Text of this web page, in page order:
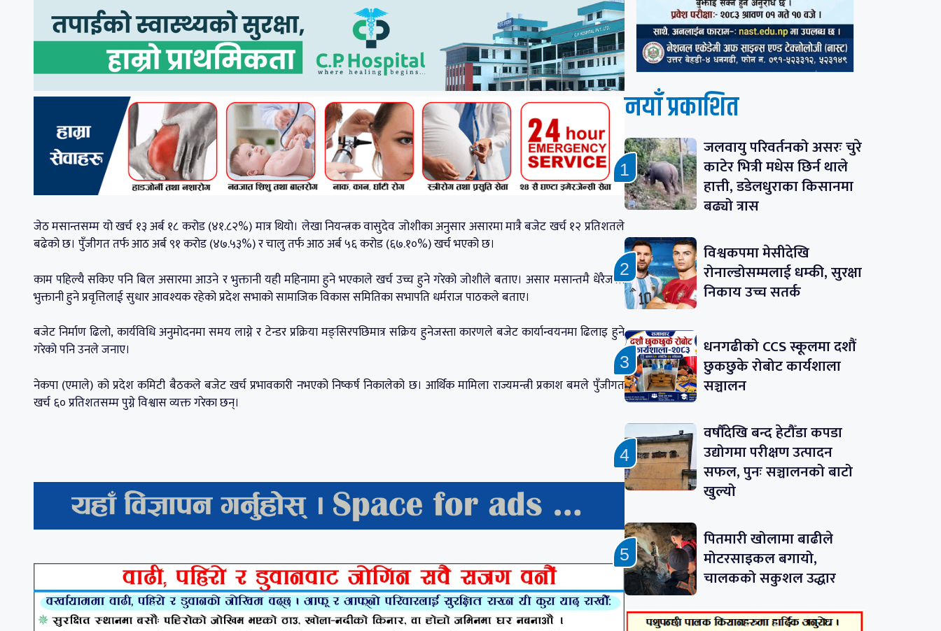
जेठ मसान्तसम्म यो खर्च १३ अर्ब १८ करोड (४१.८२%) मात्र थियो। लेखा नियन्त्रक वासुदेव जोशीका अनुसार असारमा मात्रै बजेट खर्च १२ प्रतिशतले
बढेको छ। पुँजीगत तर्फ आठ अर्ब ९१ करोड (४७.५३%) र चालु तर्फ आठ अर्ब ५६ करोड (६७.१०%) खर्च भएको छ।
काम पहिल्यै सकिए पनि बिल असारमा आउने र भुक्तानी यही महिनामा हुने भएकाले खर्च उच्च हुने गरेको जोशीले बताए। असार मसान्तमै धेरैजसो
भुक्तानी हुने प्रवृत्तिलाई सुधार आवश्यक रहेको प्रदेश सभाको सामाजिक विकास समितिका सभापति धर्मराज पाठकले बताए।
बजेट निर्माण ढिलो, कार्यविधि अनुमोदनमा समय लाग्ने र टेन्डर प्रक्रिया मङ्सिरपछिमात्र सक्रिय हुनेजस्ता कारणले बजेट कार्यान्वयनमा ढिलाइ हुने
गरेको पनि उनले जनाए।
नेकपा (एमाले) को प्रदेश कमिटी बैठकले बजेट खर्च प्रभावकारी नभएको निष्कर्ष निकालेको छ। आर्थिक मामिला राज्यमन्त्री प्रकाश बमले पुँजीगत
खर्च ६० प्रतिशतसम्म पुग्ने विश्वास व्यक्त गरेका छन्।
नयाँ प्रकाशित
जलवायु परिवर्तनको असरः चुरे
काटेर भित्री मधेस छिर्न थाले
हात्ती, डडेलधुराका किसानमा
बढ्यो त्रास
विश्वकपमा मेसीदेखि
रोनाल्डोसम्मलाई धम्की, सुरक्षा
निकाय उच्च सतर्क
धनगढीको CCS स्कूलमा दशौं
छुकछुके रोबोट कार्यशाला
सञ्चालन
वर्षौँदेखि बन्द हेटौँडा कपडा
उद्योगमा परीक्षण उत्पादन
सफल, पुनः सञ्चालनको बाटो
खुल्यो
पितमारी खोलामा बाढीले
मोटरसाइकल बगायो,
चालकको सकुशल उद्धार